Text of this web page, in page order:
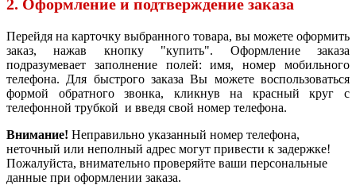
2. Оформление и подтверждение заказа
Перейдя на карточку выбранного товара, вы можете оформить
заказ, нажав кнопку "купить". Оформление заказа
подразумевает заполнение полей: имя, номер мобильного
телефона. Для быстрого заказа Вы можете воспользоваться
формой обратного звонка, кликнув на красный круг с
телефонной трубкой и введя свой номер телефона.
Внимание! Неправильно указанный номер телефона,
неточный или неполный адрес могут привести к задержке!
Пожалуйста, внимательно проверяйте ваши персональные
данные при оформлении заказа.